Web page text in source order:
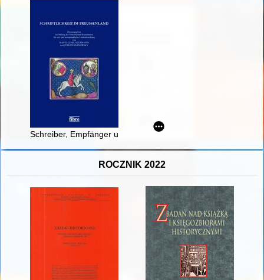
Schreiber, Empfänger und Benutzer liturgischer
ROCZNIK 2022